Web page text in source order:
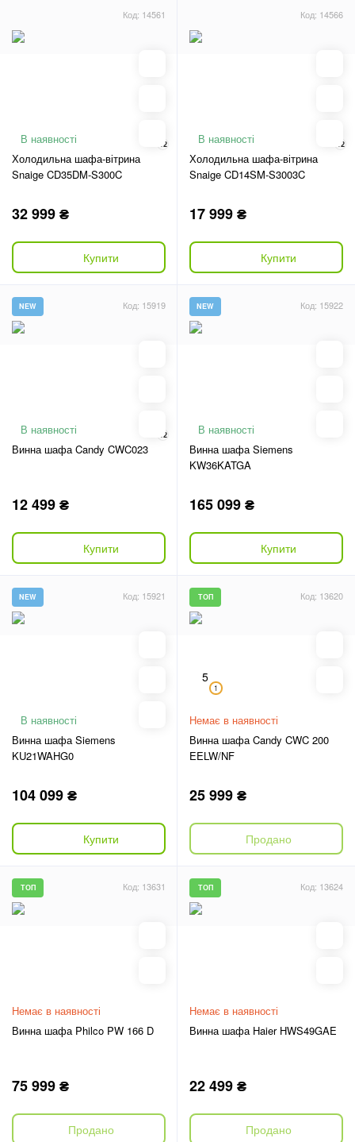
Код: 14561
В наявності 12
Холодильна шафа-вітрина
Snaige CD35DM-S300C
32 999 ₴
Купити
Код: 14566
В наявності 12
Холодильна шафа-вітрина
Snaige CD14SM-S3003C
17 999 ₴
Купити
Код: 15919
NEW
В наявності 12
Винна шафа Candy CWC023
12 499 ₴
Купити
Код: 15922
NEW
В наявності
Винна шафа Siemens
KW36KATGA
165 099 ₴
Купити
Код: 15921
NEW
В наявності
Винна шафа Siemens
KU21WAHG0
104 099 ₴
Купити
Код: 13620
5
1
ТОП
Немає в наявності
Винна шафа Candy CWC 200
EELW/NF
25 999 ₴
Продано
Код: 13631
ТОП
Немає в наявності
Винна шафа Philco PW 166 D
75 999 ₴
Продано
Код: 13624
ТОП
Немає в наявності
Винна шафа Haier HWS49GAE
22 499 ₴
Продано